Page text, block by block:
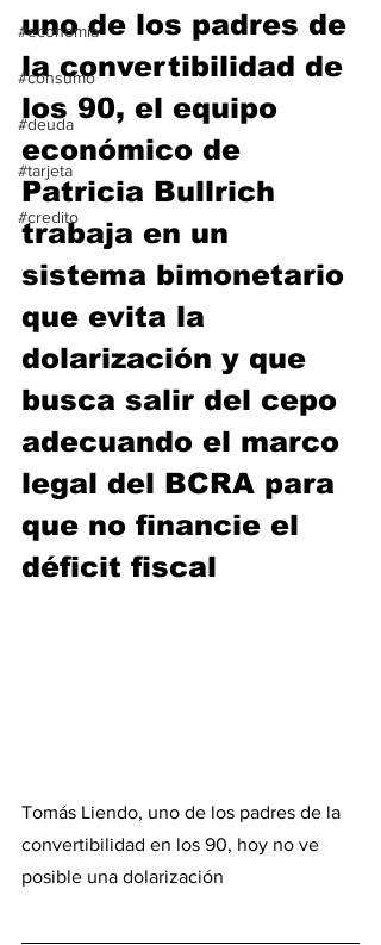
#economia
#consumo
#deuda
#tarjeta
#credito
uno de los padres de
la convertibilidad de
los 90, el equipo
económico de
Patricia Bullrich
trabaja en un
sistema bimonetario
que evita la
dolarización y que
busca salir del cepo
adecuando el marco
legal del BCRA para
que no financie el
déficit fiscal
Tomás Liendo, uno de los padres de la
convertibilidad en los 90, hoy no ve
posible una dolarización